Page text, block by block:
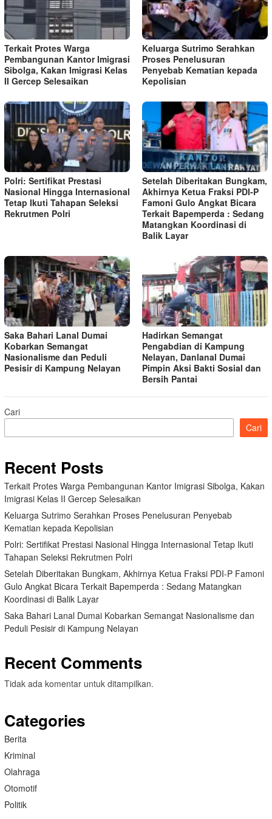
Terkait Protes Warga
Pembangunan Kantor Imigrasi
Sibolga, Kakan Imigrasi Kelas
II Gercep Selesaikan
Keluarga Sutrimo Serahkan
Proses Penelusuran
Penyebab Kematian kepada
Kepolisian
Polri: Sertifikat Prestasi
Nasional Hingga Internasional
Tetap Ikuti Tahapan Seleksi
Rekrutmen Polri
Setelah Diberitakan Bungkam,
Akhirnya Ketua Fraksi PDI-P
Famoni Gulo Angkat Bicara
Terkait Bapemperda : Sedang
Matangkan Koordinasi di
Balik Layar
Saka Bahari Lanal Dumai
Kobarkan Semangat
Nasionalisme dan Peduli
Pesisir di Kampung Nelayan
Hadirkan Semangat
Pengabdian di Kampung
Nelayan, Danlanal Dumai
Pimpin Aksi Bakti Sosial dan
Bersih Pantai
Cari
Cari
Recent Posts
Terkait Protes Warga Pembangunan Kantor Imigrasi Sibolga, Kakan
Imigrasi Kelas II Gercep Selesaikan
Keluarga Sutrimo Serahkan Proses Penelusuran Penyebab
Kematian kepada Kepolisian
Polri: Sertifikat Prestasi Nasional Hingga Internasional Tetap Ikuti
Tahapan Seleksi Rekrutmen Polri
Setelah Diberitakan Bungkam, Akhirnya Ketua Fraksi PDI-P Famoni
Gulo Angkat Bicara Terkait Bapemperda : Sedang Matangkan
Koordinasi di Balik Layar
Saka Bahari Lanal Dumai Kobarkan Semangat Nasionalisme dan
Peduli Pesisir di Kampung Nelayan
Recent Comments
Tidak ada komentar untuk ditampilkan.
Categories
Berita
Kriminal
Olahraga
Otomotif
Politik